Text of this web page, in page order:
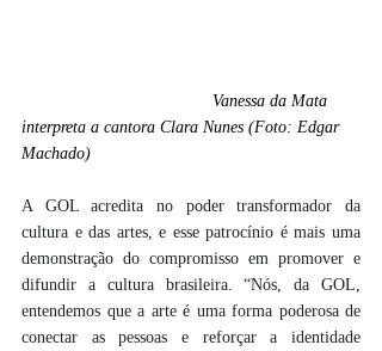
Vanessa da Mata
interpreta a cantora Clara Nunes (Foto: Edgar
Machado)
A GOL acredita no poder transformador da
cultura e das artes, e esse patrocínio é mais uma
demonstração do compromisso em promover e
difundir a cultura brasileira. “Nós, da GOL,
entendemos que a arte é uma forma poderosa de
conectar as pessoas e reforçar a identidade